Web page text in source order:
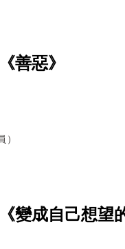
善惡》
變成自己想望